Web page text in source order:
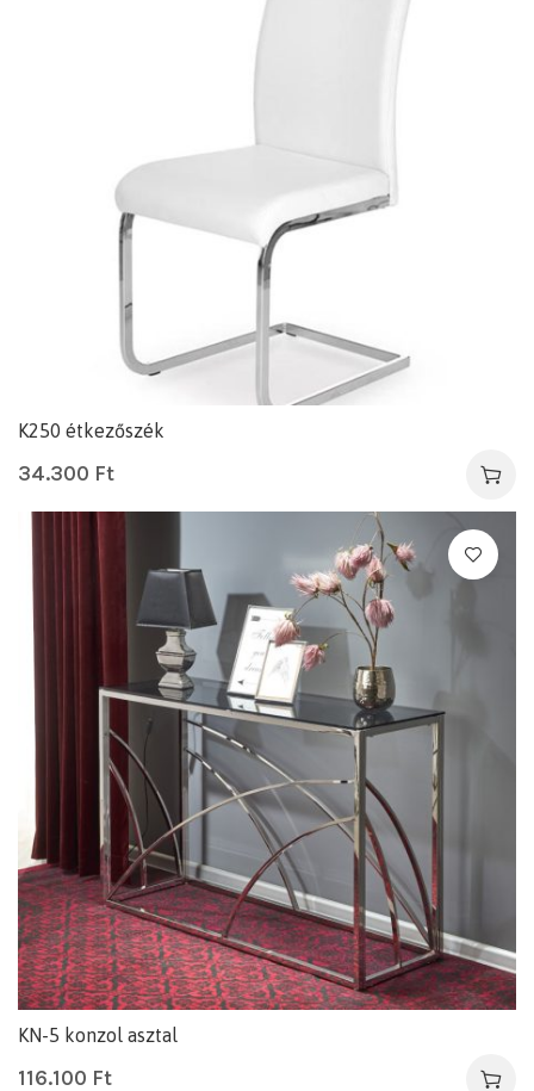
K250 étkezőszék
34.300 Ft
KN-5 konzol asztal
116.100 Ft